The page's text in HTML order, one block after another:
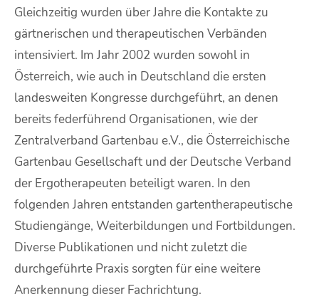
Gleichzeitig wurden über Jahre die Kontakte zu
gärtnerischen und therapeutischen Verbänden
intensiviert. Im Jahr 2002 wurden sowohl in
Österreich, wie auch in Deutschland die ersten
landesweiten Kongresse durchgeführt, an denen
bereits federführend Organisationen, wie der
Zentralverband Gartenbau e.V., die Österreichische
Gartenbau Gesellschaft und der Deutsche Verband
der Ergotherapeuten beteiligt waren. In den
folgenden Jahren entstanden gartentherapeutische
Studiengänge, Weiterbildungen und Fortbildungen.
Diverse Publikationen und nicht zuletzt die
durchgeführte Praxis sorgten für eine weitere
Anerkennung dieser Fachrichtung.